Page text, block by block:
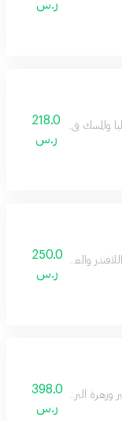
ر.س
والمسك في مزيج متوازن
218.0
ر.س
والعنبر يمنح دفئاً
250.0
ر.س
البرتقال المنعشة
398.0
ر.س